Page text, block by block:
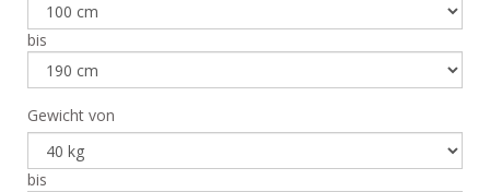
bis
Gewicht von
bis